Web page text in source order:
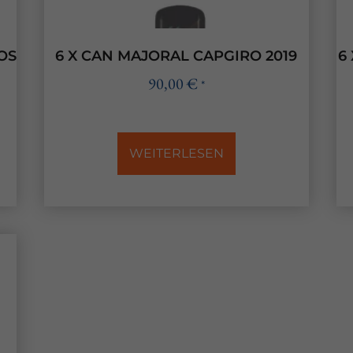
6 X CAN MAJORAL CAPGIRO 2019
90,00€ *
WEITERLESEN
6
über alle verwendeten Cookies. Sie können Ihre
Cookie-Informationen anzeigen